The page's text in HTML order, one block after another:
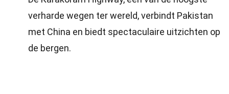
verharde wegen ter wereld, verbindt Pakistan
met China en biedt spectaculaire uitzichten op
de bergen.